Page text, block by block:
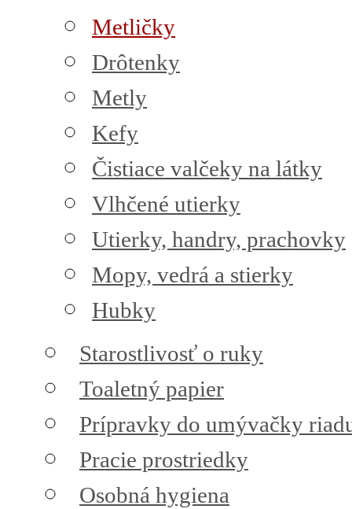
Metličky
Drôtenky
Metly
Kefy
Čistiace valčeky na látky
Vlhčené utierky
Utierky, handry, prachovky
Mopy, vedrá a stierky
Hubky
Starostlivosť o ruky
Toaletný papier
Prípravky do umývačky
Pracie prostriedky
Osobná hygiena